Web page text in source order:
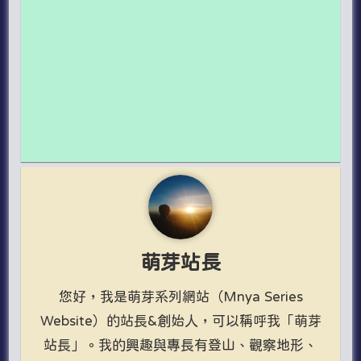
萌芽站長
您好，我是萌芽系列網站（Mnya Series
Website）的站長&創始人，可以稱呼我「萌芽
站長」。我的興趣與專長有登山、觀察地形、